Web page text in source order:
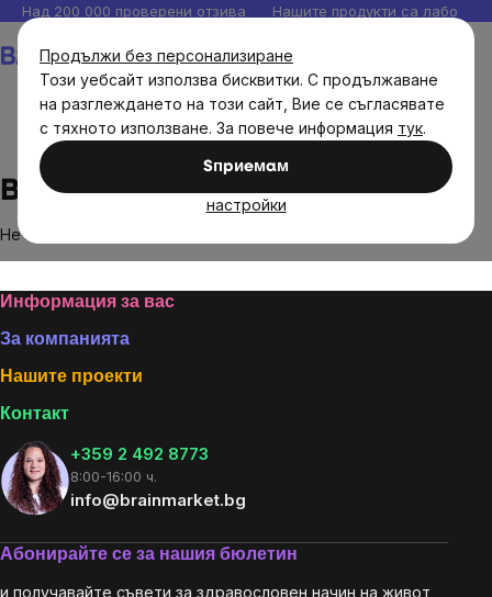
Продължи без персонализиране
Този уебсайт използва бисквитки. С продължаване
на разглеждането на този сайт, Вие се съгласявате
с тяхното използване. За повече информация тук.
Sпpиeмaм
настройки
Прескочи
към
съдържанието
Над 200 000 проверени отзива Нашите продукти са
Brain Gains
Brain Gains
Не са намерени стоки на марката
Footer
Информация за вас
За компанията
Нашите проекти
Контакт
+359 2 492 8773
8:00-16:00 ч.
info@brainmarket.bg
Абонирайте се за нашия бюлетин
и получавайте съвети за здравословен начин на живот,